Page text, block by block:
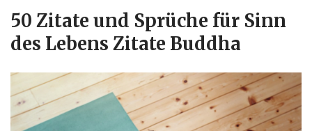
50 Zitate und Sprüche für Sinn
des Lebens Zitate Buddha